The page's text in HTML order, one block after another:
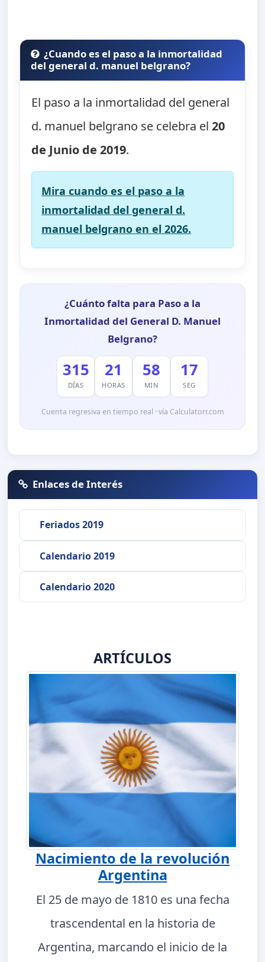
¿Cuando es el paso a la inmortalidad
del general d. manuel belgrano?
El paso a la inmortalidad del general
d. manuel belgrano se celebra el20
de Junio de 2019.
Mira cuando es el paso a la
inmortalidad del general d.
manuel belgrano en el 2026.
¿Cuánto falta para Paso a la
Inmortalidad del General D. Manuel
Belgrano?
315
DÍAS
21
HORAS
58
MIN
16
SEG
Cuenta regresiva en tiempo real · vía Calculatorr.com
Enlaces de Interés
Feriados 2019
Calendario 2019
Calendario 2020
ARTÍCULOS
Nacimiento de la revolución
Argentina
El 25 de mayo de 1810 es una fecha
trascendental en la historia de
Argentina, marcando el inicio de la